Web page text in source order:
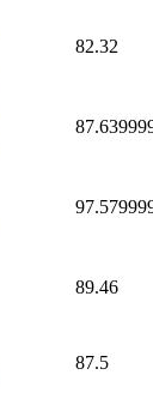
82.32
89.46
87.5